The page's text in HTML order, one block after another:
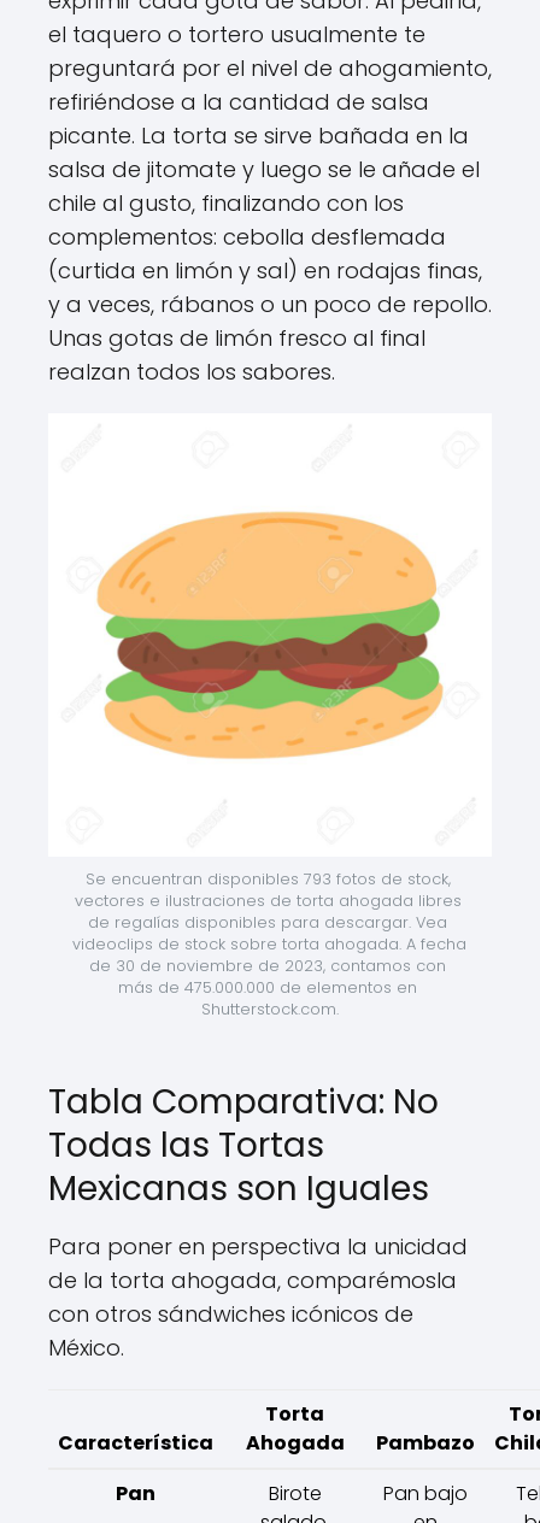
el taquero o tortero usualmente te
preguntará por el nivel de ahogamiento,
refiriéndose a la cantidad de salsa
picante. La torta se sirve bañada en la
salsa de jitomate y luego se le añade el
chile al gusto, finalizando con los
complementos: cebolla desflemada
(curtida en limón y sal) en rodajas finas,
y a veces, rábanos o un poco de repollo.
Unas gotas de limón fresco al final
realzan todos los sabores.
Se encuentran disponibles 793 fotos de stock,
vectores e ilustraciones de torta ahogada libres
de regalías disponibles para descargar. Vea
videoclips de stock sobre torta ahogada. A fecha
de 30 de noviembre de 2023, contamos con
más de 475.000.000 de elementos en
Shutterstock.com.
Tabla Comparativa: No
Todas las Tortas
Mexicanas son Iguales
Para poner en perspectiva la unicidad
de la torta ahogada, comparémosla
con otros sándwiches icónicos de
México.
Característica
Torta
Ahogada
Pambazo
Pan
Birote
Pan bajo